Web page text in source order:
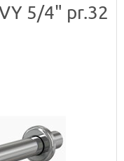
5/4" pr.32